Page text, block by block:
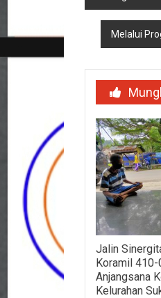
pos
Melalui
Jalin
Koramil
Anjangsana
Kelurahan